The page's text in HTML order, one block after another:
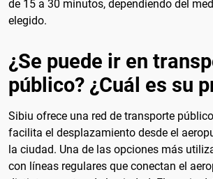
de 15 a 30 minutos, dependiendo del
elegido.
¿Se puede ir en
público? ¿Cuál es su
Sibiu ofrece una red de transporte
facilita el desplazamiento desde el
la ciudad. Una de las opciones más
con líneas regulares que conectan el